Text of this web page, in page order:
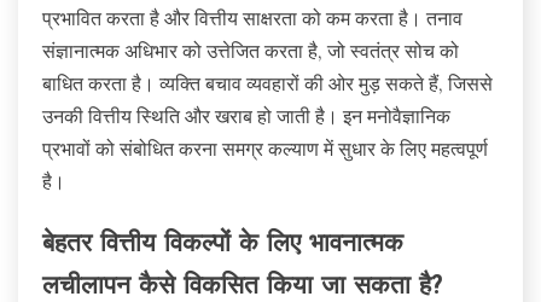
प्रभावित करता है और वित्तीय साक्षरता को कम करता है। तनाव
संज्ञानात्मक अधिभार को उत्तेजित करता है, जो स्वतंत्र सोच को
बाधित करता है। व्यक्ति बचाव व्यवहारों की ओर मुड़ सकते हैं, जिससे
उनकी वित्तीय स्थिति और खराब हो जाती है। इन मनोवैज्ञानिक
प्रभावों को संबोधित करना समग्र कल्याण में सुधार के लिए महत्वपूर्ण
है।
बेहतर वित्तीय विकल्पों के लिए भावनात्मक
लचीलापन कैसे विकसित किया जा सकता है?